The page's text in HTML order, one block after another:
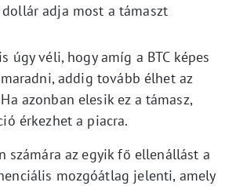
dollár adja most a támaszt
úgy véli, hogy amíg a BTC képes
addig tovább élhet az
azonban elesik ez a támasz,
érkezhet a piacra.
számára az egyik fő ellenállást a
mozgóátlag jelenti, amely